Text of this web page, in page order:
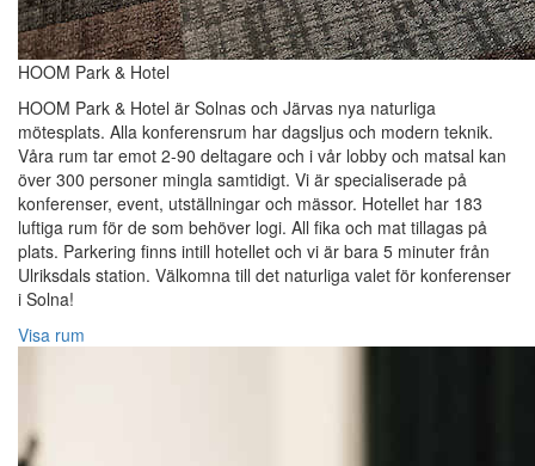
HOOM Park & Hotel
HOOM Park & Hotel är Solnas och Järvas nya naturliga
mötesplats. Alla konferensrum har dagsljus och modern teknik.
Våra rum tar emot 2-90 deltagare och i vår lobby och matsal kan
över 300 personer mingla samtidigt. Vi är specialiserade på
konferenser, event, utställningar och mässor. Hotellet har 183
luftiga rum för de som behöver logi. All fika och mat tillagas på
plats. Parkering finns intill hotellet och vi är bara 5 minuter från
Ulriksdals station. Välkomna till det naturliga valet för konferenser
i Solna!
Visa rum